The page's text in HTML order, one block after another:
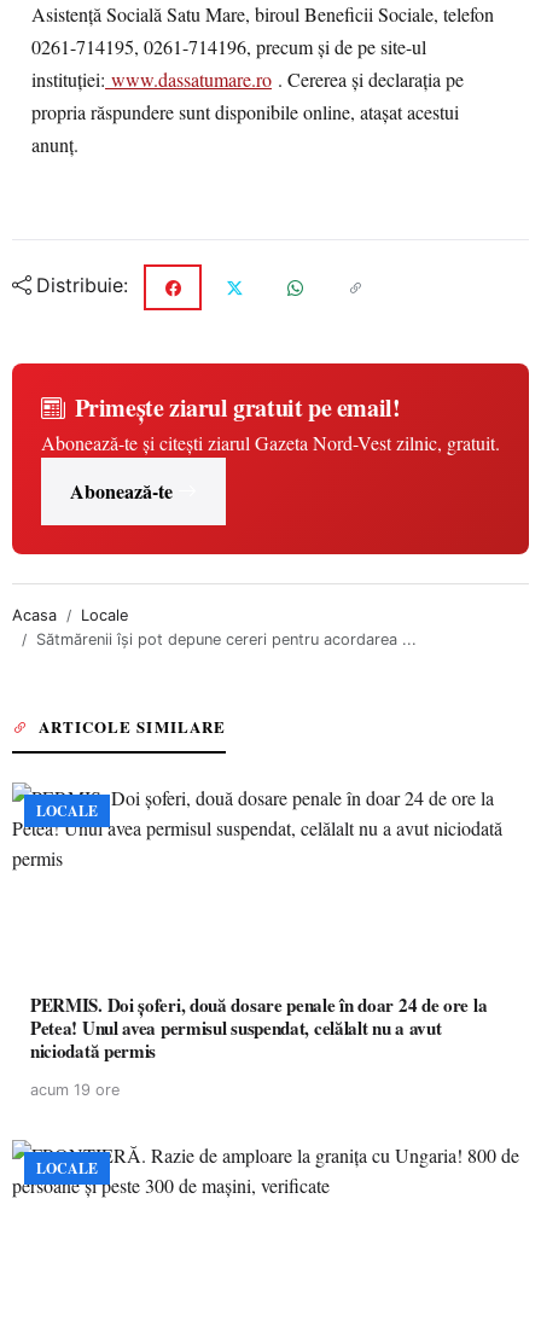
Asistență Socială Satu Mare, biroul Beneficii Sociale, telefon
0261-714195, 0261-714196, precum și de pe site-ul
instituției: www.dassatumare.ro . Cererea și declarația pe
propria răspundere sunt disponibile online, atașat acestui
anunț.
Distribuie:
Primește ziarul gratuit pe email!
Abonează-te și citești ziarul Gazeta Nord-Vest zilnic, gratuit.
Abonează-te
Acasa
Locale
Sătmărenii își pot depune cereri pentru acordarea ...
ARTICOLE SIMILARE
LOCALE
PERMIS. Doi șoferi, două dosare penale în doar 24 de ore la
Petea! Unul avea permisul suspendat, celălalt nu a avut
niciodată permis
acum 19 ore
LOCALE